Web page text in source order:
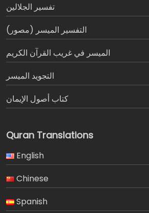
تفسير الجلالين
التفسير الميسر (مصور)
الميسر في غريب القرآن الكريم
التجويد الميسر
كتاب أصول الإيمان
Quran Translations
English
Chinese
Spanish